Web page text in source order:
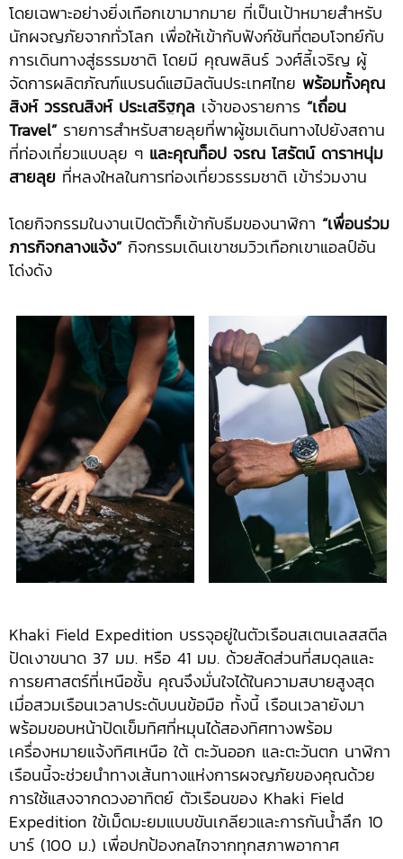
โดยเฉพาะอย่างยิ่งเทือกเขามากมาย ที่เป็นเป้าหมายสำหรับ
นักผจญภัยจากทั่วโลก เพื่อให้เข้ากับฟังก์ชันที่ตอบโจทย์กับ
การเดินทางสู่ธรรมชาติ โดยมี คุณพลินร์ วงศ์ลี้เจริญ ผู้
จัดการผลิตภัณฑ์แบรนด์แฮมิลตันประเทศไทย พร้อมทั้งคุณ
สิงห์ วรรณสิงห์ ประเสริฐกุล เจ้าของรายการ “เถื่อน
Travel”รายการสำหรับสายลุยที่พาผู้ชมเดินทางไปยังสถาน
ที่ท่องเที่ยวแบบลุย ๆ และคุณท็อป จรณ โสรัตน์ ดาราหนุ่ม
สายลุย ที่หลงใหลในการท่องเที่ยวธรรมชาติ เข้าร่วมงาน
โดยกิจกรรมในงานเปิดตัวก็เข้ากับธีมของนาฬิกา “เพื่อนร่วม
ภารกิจกลางแจ้ง”กิจกรรมเดินเขาชมวิวเทือกเขาแอลป์อัน
โด่งดัง
Khaki Field Expedition บรรจุอยู่ในตัวเรือนสเตนเลสสตีล
ปัดเงาขนาด 37 มม. หรือ 41 มม. ด้วยสัดส่วนที่สมดุลและ
การยศาสตร์ที่เหนือชั้น คุณจึงมั่นใจได้ในความสบายสูงสุด
เมื่อสวมเรือนเวลาประดับบนข้อมือ ทั้งนี้ เรือนเวลายังมา
พร้อมขอบหน้าปัดเข็มทิศที่หมุนได้สองทิศทางพร้อม
เครื่องหมายแจ้งทิศเหนือ ใต้ ตะวันออก และตะวันตก นาฬิกา
เรือนนี้จะช่วยนำทางเส้นทางแห่งการผจญภัยของคุณด้วย
การใช้แสงจากดวงอาทิตย์ ตัวเรือนของ Khaki Field
Expedition ใข้เม็ดมะยมแบบขันเกลียวและการกันน้ำลึก 10
บาร์ (100 ม.) เพื่อปกป้องกลไกจากทุกสภาพอากาศ